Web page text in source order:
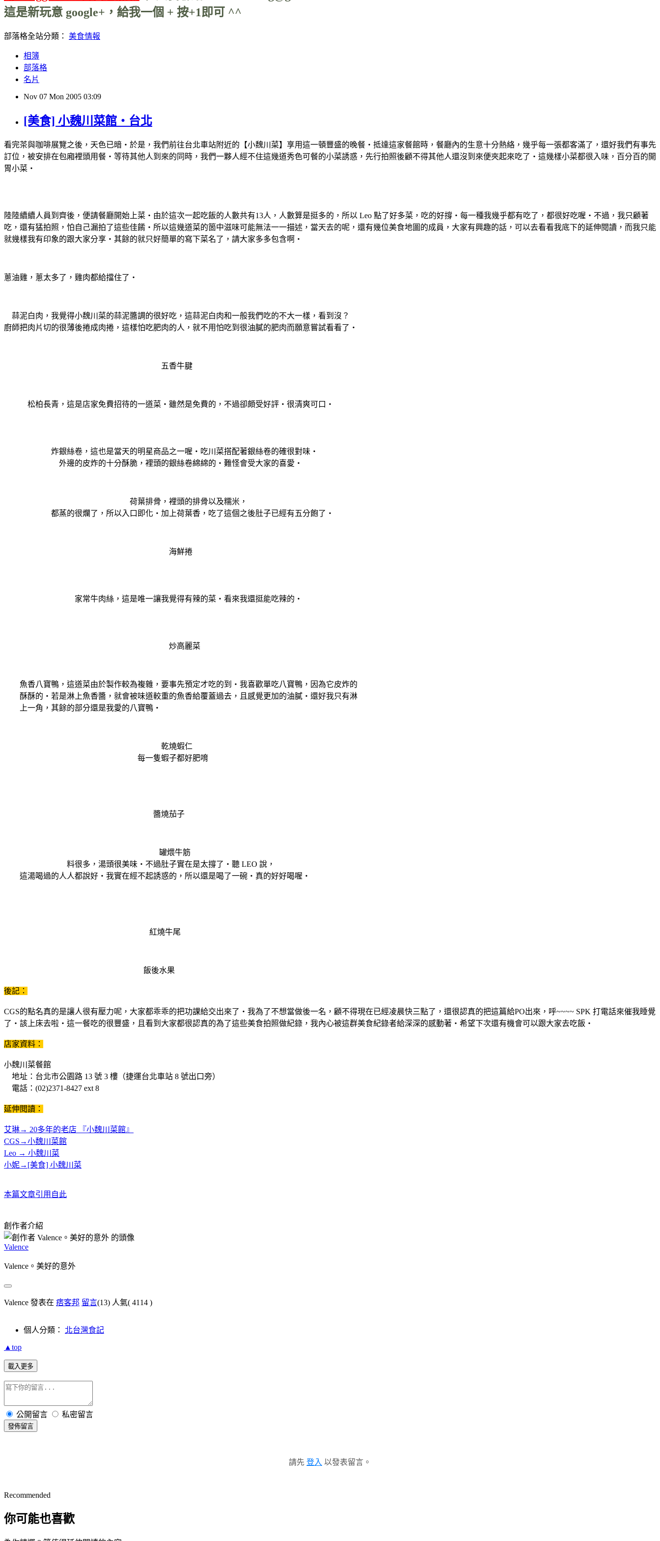
這是新玩意 google+，給我一個 + 按+1即可 ^^
部落格全站分類： 美食情報
相簿
部落格
名片
Nov 07 Mon 2005 03:09
[美食] 小魏川菜館‧台北
看完茶與咖啡展覽之後，天色已暗‧於是，我們前往台北車站附近的【小魏川菜】享用這一頓豐盛的晚餐‧抵達這家餐館時，餐廳內的生意十分熱絡，幾乎每一張都客滿了，還好我們有事先
訂位，被安排在包廂裡頭用餐‧等待其他人到來的同時，我們一夥人經不住這幾道秀色可餐的小菜誘惑，先行拍照後顧不得其他人還沒到來便夾起來吃了‧這幾樣小菜都很入味，百分百的開
胃小菜‧
陸陸續續人員到齊後，便請餐廳開始上菜‧由於這次一起吃飯的人數共有13人，人數算是挺多的，所以 Leo 點了好多菜，吃的好撐‧每一種我幾乎都有吃了，都很好吃喔‧不過，我只顧著
吃，還有猛拍照，怕自己漏拍了這些佳餚‧所以這幾道菜的箇中滋味可能無法一一描述，當天去的呢，還有幾位美食地圖的成員，大家有興趣的話，可以去看看我底下的延伸閱讀，而我只能
就幾樣我有印象的跟大家分享‧其餘的就只好簡單的寫下菜名了，請大家多多包含啊‧
蔥油雞，蔥太多了，雞肉都給擋住了‧
蒜泥白肉，我覺得小魏川菜的蒜泥醬調的很好吃，這蒜泥白肉和一般我們吃的不大一樣，看到沒？
廚師把肉片切的很薄後捲成肉捲，這樣怕吃肥肉的人，就不用怕吃到很油膩的肥肉而願意嘗試看看了‧
五香牛腱
松柏長青，這是店家免費招待的一道菜‧雖然是免費的，不過卻頗受好評‧很清爽可口‧
炸銀絲卷，這也是當天的明星商品之一喔‧吃川菜搭配著銀絲卷的確很對味‧
外邊的皮炸的十分酥脆，裡頭的銀絲卷綿綿的‧難怪會受大家的喜愛‧
荷葉排骨，裡頭的排骨以及糯米，
都蒸的很爛了，所以入口即化‧加上荷葉香，吃了這個之後肚子已經有五分飽了‧
海鮮捲
家常牛肉絲，這是唯一讓我覺得有辣的菜‧看來我還挺能吃辣的‧
炒高麗菜
魚香八寶鴨，這道菜由於製作較為複雜，要事先預定才吃的到‧我喜歡單吃八寶鴨，因為它皮炸的
酥酥的‧若是淋上魚香醬，就會被味道較重的魚香給覆蓋過去，且感覺更加的油膩‧還好我只有淋
上一角，其餘的部分還是我愛的八寶鴨‧
乾燒蝦仁
每一隻蝦子都好肥唷
醬燒茄子
罐煨牛筋
料很多，湯頭很美味‧不過肚子實在是太撐了‧聽 LEO 說，
這湯喝過的人人都說好‧我實在經不起誘惑的，所以還是喝了一碗‧真的好好喝喔‧
紅燒牛尾
飯後水果
後記：
CGS的點名真的是讓人很有壓力呢，大家都乖乖的把功課給交出來了‧我為了不想當做後一名，顧不得現在已經凌晨快三點了，還很認真的把這篇給PO出來，呼~~~~ SPK 打電話來催我睡覺
了‧該上床去啦‧這一餐吃的很豐盛，且看到大家都很認真的為了這些美食拍照做紀錄，我內心被這群美食紀錄者給深深的感動著‧希望下次還有機會可以跟大家去吃飯‧
店家資料：
小魏川菜餐館
地址：台北市公園路 13 號 3 樓（捷運台北車站 8 號出口旁）
電話：(02)2371-8427 ext 8
延伸閱讀：
艾琳→ 20多年的老店 『小魏川菜館』
CGS→小魏川菜館
Leo → 小魏川菜
小妮→[美食] 小魏川菜
本篇文章引用自此
創作者介紹
Valence
Valence。美好的意外
Valence 發表在 痞客邦 留言(13) 人氣( 4114 )
個人分類： 北台灣食記
▲top
載入更多
公開留言 私密留言
發佈留言
請先 登入 以發表留言。
Recommended
你可能也喜歡